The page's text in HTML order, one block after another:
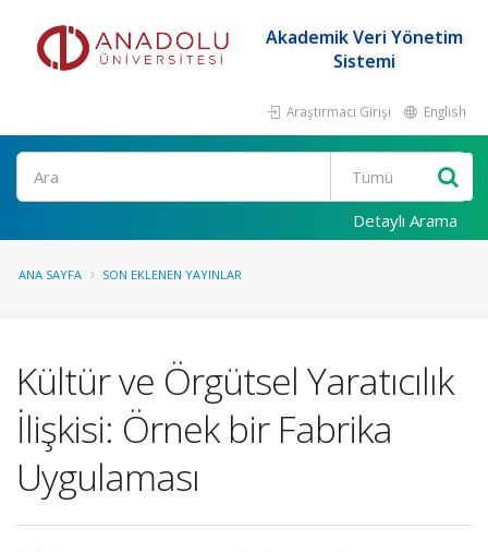
Akademik Veri Yönetim
Sistemi
Araştırmacı Girişi English
Ara
Detaylı Arama
ANA SAYFA SON EKLENEN YAYINLAR
Kültür ve Örgütsel Yaratıcılık
İlişkisi: Örnek bir Fabrika
Uygulaması